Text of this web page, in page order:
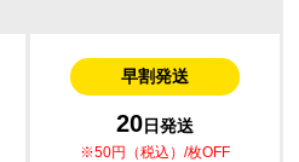
早割発送
20日発送
※50円（税込）/枚OFF